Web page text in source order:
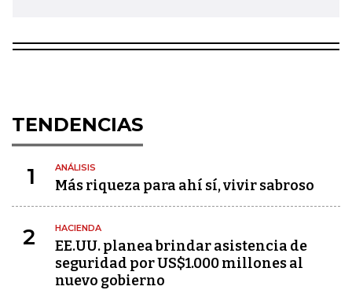
TENDENCIAS
1 ANÁLISIS
Más riqueza para ahí sí, vivir sabroso
2 HACIENDA
EE.UU. planea brindar asistencia de
seguridad por US$1.000 millones al
nuevo gobierno